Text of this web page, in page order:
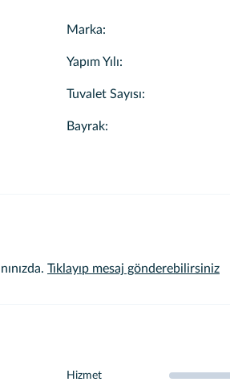
Marka:
Yapım Yılı:
Tuvalet Sayısı:
Bayrak:
Tıklayıp mesaj gönderebilirsiniz
Hizmet